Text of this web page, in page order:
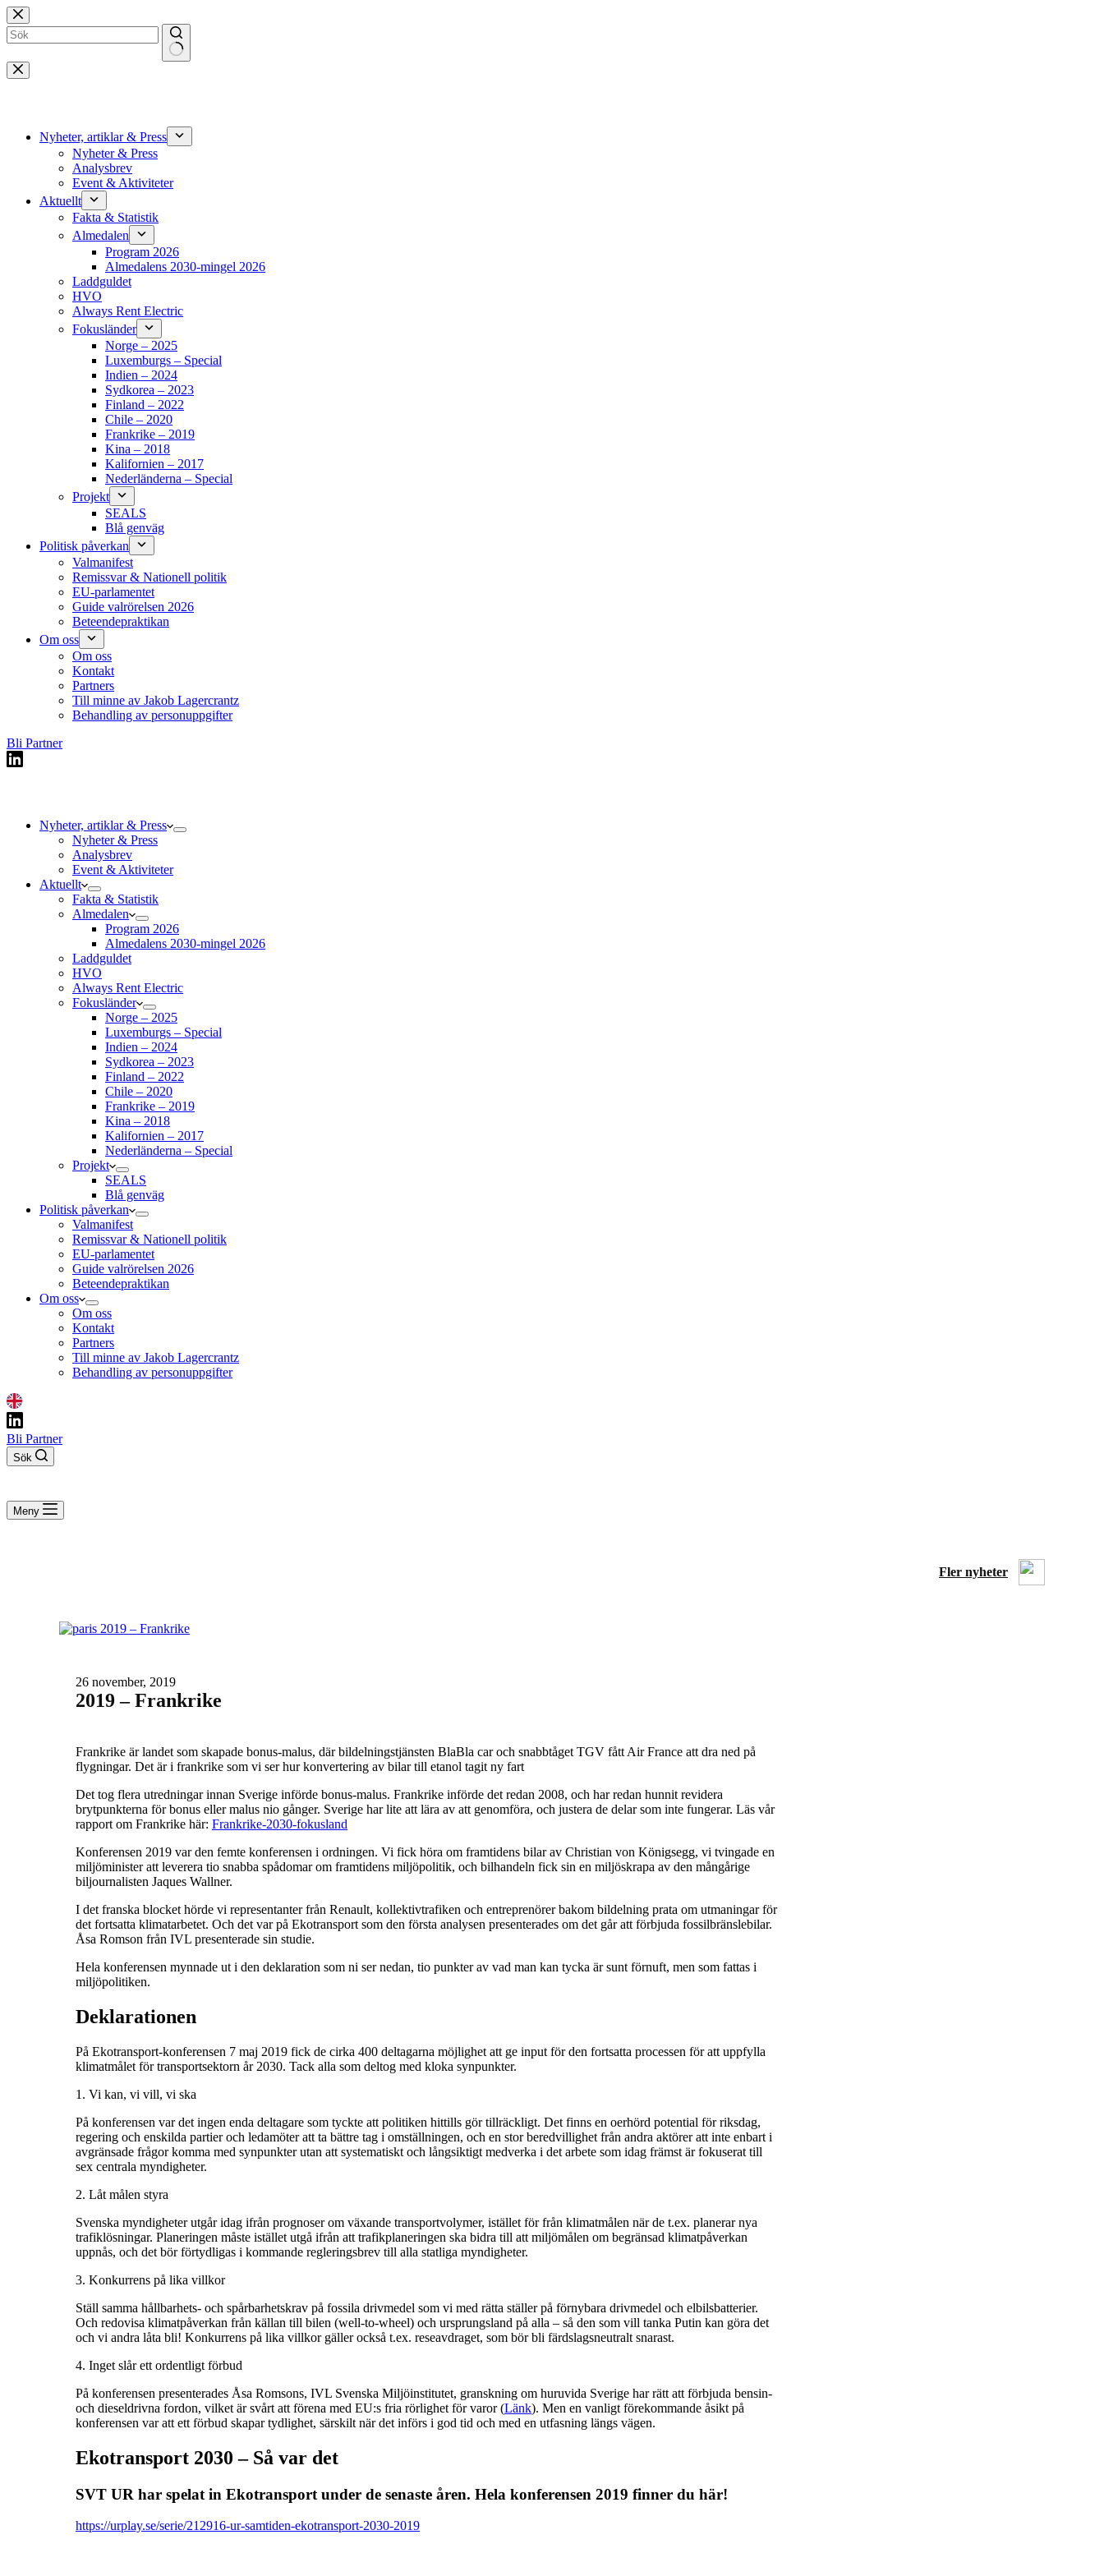
Hoppa
till
innehåll
Inga
resultat
Nyheter, artiklar & Press
Nyheter & Press
Analysbrev
Event & Aktiviteter
Aktuellt
Fakta & Statistik
Almedalen
Program 2026
Almedalens 2030-mingel 2026
Laddguldet
HVO
Always Rent Electric
Fokusländer
Norge – 2025
Luxemburgs – Special
Indien – 2024
Sydkorea – 2023
Finland – 2022
Chile – 2020
Frankrike – 2019
Kina – 2018
Kalifornien – 2017
Nederländerna – Special
Projekt
SEALS
Blå genväg
Politisk påverkan
Valmanifest
Remissvar & Nationell politik
EU-parlamentet
Guide valrörelsen 2026
Beteendepraktikan
Om oss
Om oss
Kontakt
Partners
Till minne av Jakob Lagercrantz
Behandling av personuppgifter
Bli Partner
Nyheter, artiklar & Press
Nyheter & Press
Analysbrev
Event & Aktiviteter
Aktuellt
Fakta & Statistik
Almedalen
Program 2026
Almedalens 2030-mingel 2026
Laddguldet
HVO
Always Rent Electric
Fokusländer
Norge – 2025
Luxemburgs – Special
Indien – 2024
Sydkorea – 2023
Finland – 2022
Chile – 2020
Frankrike – 2019
Kina – 2018
Kalifornien – 2017
Nederländerna – Special
Projekt
SEALS
Blå genväg
Politisk påverkan
Valmanifest
Remissvar & Nationell politik
EU-parlamentet
Guide valrörelsen 2026
Beteendepraktikan
Om oss
Om oss
Kontakt
Partners
Till minne av Jakob Lagercrantz
Behandling av personuppgifter
Bli Partner
Sök
Meny
Fler nyheter
26 november, 2019
2019 – Frankrike
Frankrike är landet som skapade bonus-malus, där bildelningstjänsten BlaBla car och snabbtåget TGV fått Air France att dra ned på
flygningar. Det är i frankrike som vi ser hur konvertering av bilar till etanol tagit ny fart
Det tog flera utredningar innan Sverige införde bonus-malus. Frankrike införde det redan 2008, och har redan hunnit revidera
brytpunkterna för bonus eller malus nio gånger. Sverige har lite att lära av att genomföra, och justera de delar som inte fungerar. Läs vår
rapport om Frankrike här: Frankrike-2030-fokusland
Konferensen 2019 var den femte konferensen i ordningen. Vi fick höra om framtidens bilar av Christian von Königsegg, vi tvingade en
miljöminister att leverera tio snabba spådomar om framtidens miljöpolitik, och bilhandeln fick sin en miljöskrapa av den mångårige
biljournalisten Jaques Wallner.
I det franska blocket hörde vi representanter från Renault, kollektivtrafiken och entreprenörer bakom bildelning prata om utmaningar för
det fortsatta klimatarbetet. Och det var på Ekotransport som den första analysen presenterades om det går att förbjuda fossilbränslebilar.
Åsa Romson från IVL presenterade sin studie.
Hela konferensen mynnade ut i den deklaration som ni ser nedan, tio punkter av vad man kan tycka är sunt förnuft, men som fattas i
miljöpolitiken.
Deklarationen
På Ekotransport-konferensen 7 maj 2019 fick de cirka 400 deltagarna möjlighet att ge input för den fortsatta processen för att uppfylla
klimatmålet för transportsektorn år 2030. Tack alla som deltog med kloka synpunkter.
1. Vi kan, vi vill, vi ska
På konferensen var det ingen enda deltagare som tyckte att politiken hittills gör tillräckligt. Det finns en oerhörd potential för riksdag,
regering och enskilda partier och ledamöter att ta bättre tag i omställningen, och en stor beredvillighet från andra aktörer att inte enbart i
avgränsade frågor komma med synpunkter utan att systematiskt och långsiktigt medverka i det arbete som idag främst är fokuserat till
sex centrala myndigheter.
2. Låt målen styra
Svenska myndigheter utgår idag ifrån prognoser om växande transportvolymer, istället för från klimatmålen när de t.ex. planerar nya
trafiklösningar. Planeringen måste istället utgå ifrån att trafikplaneringen ska bidra till att miljömålen om begränsad klimatpåverkan
uppnås, och det bör förtydligas i kommande regleringsbrev till alla statliga myndigheter.
3. Konkurrens på lika villkor
Ställ samma hållbarhets- och spårbarhetskrav på fossila drivmedel som vi med rätta ställer på förnybara drivmedel och elbilsbatterier.
Och redovisa klimatpåverkan från källan till bilen (well-to-wheel) och ursprungsland på alla – så den som vill tanka Putin kan göra det
och vi andra låta bli! Konkurrens på lika villkor gäller också t.ex. reseavdraget, som bör bli färdslagsneutralt snarast.
4. Inget slår ett ordentligt förbud
På konferensen presenterades Åsa Romsons, IVL Svenska Miljöinstitutet, granskning om huruvida Sverige har rätt att förbjuda bensin-
och dieseldrivna fordon, vilket är svårt att förena med EU:s fria rörlighet för varor (Länk). Men en vanligt förekommande åsikt på
konferensen var att ett förbud skapar tydlighet, särskilt när det införs i god tid och med en utfasning längs vägen.
Ekotransport 2030 – Så var det
SVT UR har spelat in Ekotransport under de senaste åren. Hela konferensen 2019 finner du här!
https://urplay.se/serie/212916-ur-samtiden-ekotransport-2030-2019